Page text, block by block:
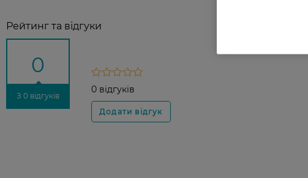
Рейтинг та відгуки
0
З 0 відгуків
0 відгуків